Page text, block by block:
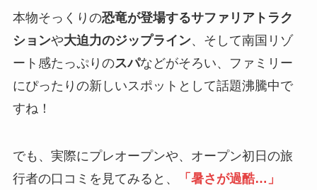
本物そっくりの恐竜が登場するサファリアトラク
ションや大迫力のジップライン、そして南国リゾ
ート感たっぷりのスパなどがそろい、ファミリー
にぴったりの新しいスポットとして話題沸騰中で
すね！
でも、実際にプレオープンや、オープン初日の旅
行者の口コミを見てみると、
「暑さが過酷…」